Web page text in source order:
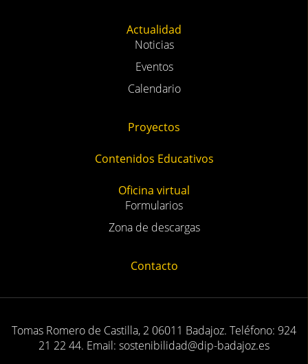
Actualidad
Noticias
Eventos
Calendario
Proyectos
Contenidos Educativos
Oficina virtual
Formularios
Zona de descargas
Contacto
Tomas Romero de Castilla, 2 06011 Badajoz. Teléfono: 924
21 22 44. Email: sostenibilidad@dip-badajoz.es